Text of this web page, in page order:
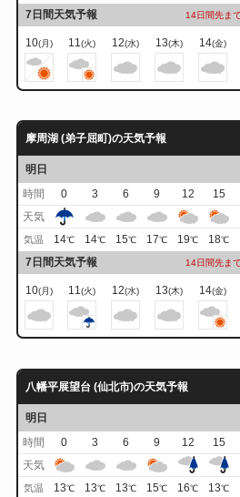
7日間天気予報 14日間先ま
10(月) 11(火) 12(水) 13(木) 14(金)
摩周湖 (弟子屈町)の天気予報
明日
時間
0 3 6 9 12 15
天気
気温 14℃ 14℃ 15℃ 17℃ 19℃ 18℃
7日間天気予報 14日間先ま
10(月) 11(火) 12(水) 13(木) 14(金)
八幡平展望台 (仙北市)の天気予報
明日
時間
0 3 6 9 12 15
天気
気温 13℃ 13℃ 13℃ 15℃ 16℃ 13℃